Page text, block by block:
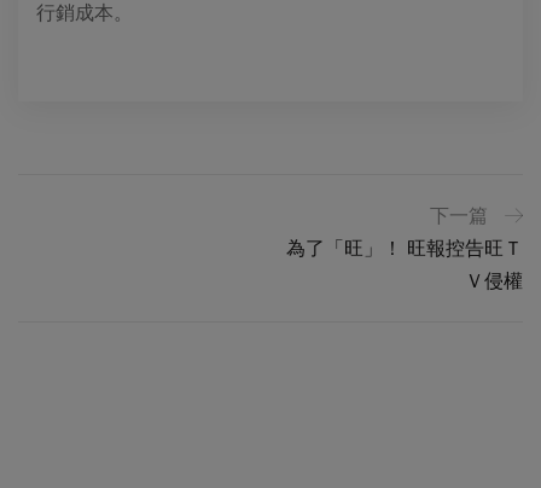
行銷成本。
下一篇
為了「旺」！ 旺報控告旺Ｔ
Ｖ侵權